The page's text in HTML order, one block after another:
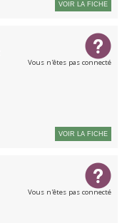
VOIR LA FICHE
Vous n'êtes pas connecté
VOIR LA FICHE
Vous n'êtes pas connecté